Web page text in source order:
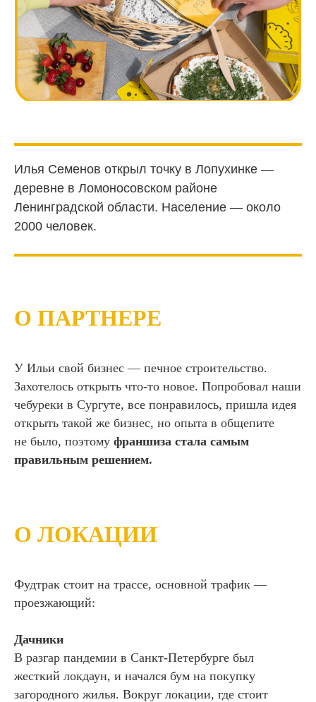
Илья Семенов открыл точку в Лопухинке —
деревне в Ломоносовском районе
Ленинградской области. Население — около
2000 человек.
О ПАРТНЕРЕ
У Ильи свой бизнес — печное строительство.
Захотелось открыть что-то новое. Попробовал наши
чебуреки в Сургуте, все понравилось, пришла идея
открыть такой же бизнес, но опыта в общепите
не было, поэтому франшиза стала самым
правильным решением.
О ЛОКАЦИИ
Фудтрак стоит на трассе, основной трафик —
проезжающий:
Дачники
В разгар пандемии в Санкт-Петербурге был
жесткий локдаун, и начался бум на покупку
загородного жилья. Вокруг локации, где стоит